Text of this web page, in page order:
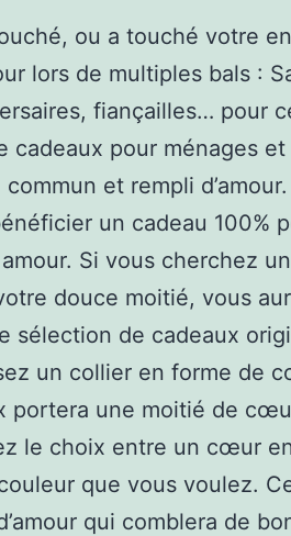
ou a touché votre
lors de multiples bals :
fiançailles… pour
cadeaux pour ménages
et rempli
un cadeau 100%
Si vous cherchez
douce moitié, vous
sélection de cadeaux
un collier en forme de
portera une moitié de
le choix entre un cœur
que vous voulez.
qui comblera de